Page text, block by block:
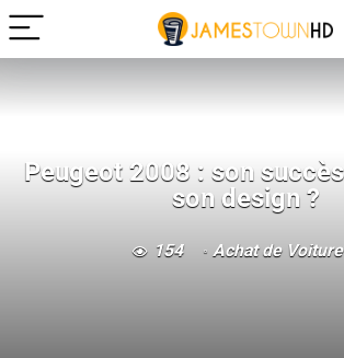
Peugeot 2008 : son
son design ?
154 Achat de Voiture